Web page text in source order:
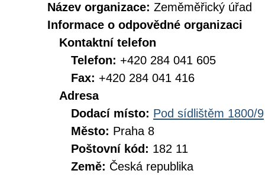
Název organizace: Zeměměřický úřad
Informace o odpovědné organizaci
Kontaktní telefon
Telefon: +420 284 041 605
Fax: +420 284 041 416
Adresa
Dodací místo: Pod sídlištěm 1800/9
Město: Praha 8
Poštovní kód: 182 11
Země: Česká republika